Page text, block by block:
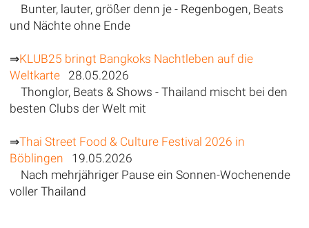
Bunter, lauter, größer denn je - Regenbogen, Beats
und Nächte ohne Ende
⇒KLUB25 bringt Bangkoks Nachtleben auf die
Weltkarte28.05.2026
Thonglor, Beats & Shows - Thailand mischt bei den
besten Clubs der Welt mit
⇒Thai Street Food & Culture Festival 2026 in
Böblingen 19.05.2026
Nach mehrjähriger Pause ein Sonnen-Wochenende
voller Thailand